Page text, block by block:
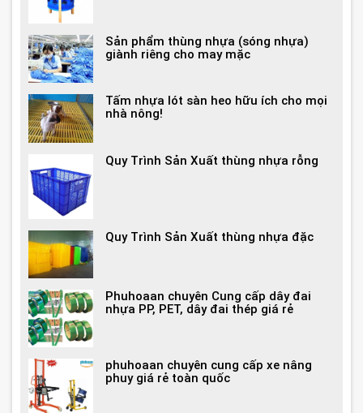
Sản phẩm thùng nhựa (sóng nhựa)
giành riêng cho may mặc
Tấm nhựa lót sàn heo hữu ích cho mọi
nhà nông!
Quy Trình Sản Xuất thùng nhựa rỗng
Quy Trình Sản Xuất thùng nhựa đặc
Phuhoaan chuyên Cung cấp dây đai
nhựa PP, PET, dây đai thép giá rẻ
phuhoaan chuyên cung cấp xe nâng
phuy giá rẻ toàn quốc